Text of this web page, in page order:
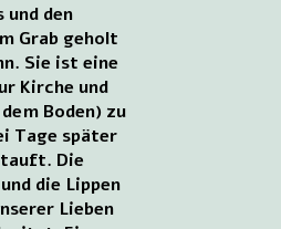
und den
Grab geholt
Sie ist eine
Kirche und
Boden) zu
Tage später
Die
die Lippen
Lieben